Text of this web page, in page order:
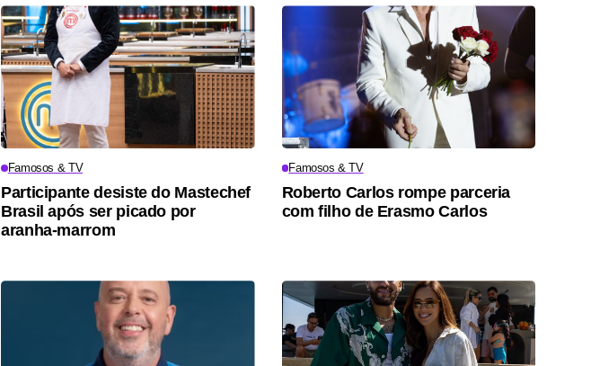
Famosos & TV
Participante desiste do Mastechef
Brasil após ser picado por
aranha-marrom
Famosos & TV
Roberto Carlos rompe parceria
com filho de Erasmo Carlos